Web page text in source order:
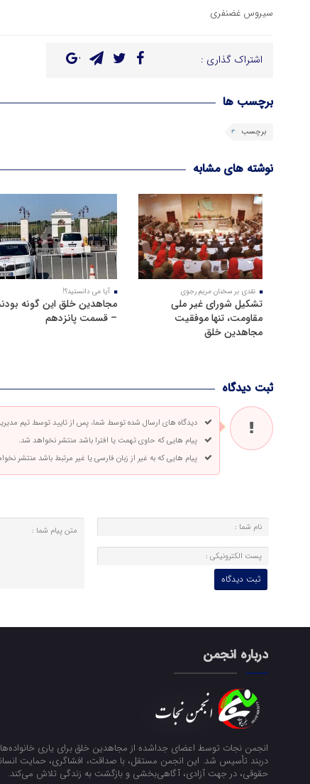
سیروس غضنفری
اشتراک گذاری :
برچسب ها
برچسب
نوشته های مشابه
نقدی بر سخنان مریم رجوی
تشکیل شورای غیر ملی
مقاومت، تنها موفقیت
مجاهدین خلق
آیا می دانستید؟!
مجاهدین خلق این گونه
– قسمت پانزدهم
ثبت دیدگاه
دیدگاه های ارسال شده توسط شما، پس از تایید توسط تیم
پیام هایی که حاوی تهمت یا افترا باشد منتشر نخواهد شد.
پیام هایی که به غیر از زبان فارسی یا غیر مرتبط باشد منتشر
درباره انجمن
انجمن نجات توسط اعضای جداشده از مجاهدین خلق برای یاری خانواده‌ها
دربند تأسیس شد. این انجمن مستقل، با صداقت، افشاگری، حمایت
حقوقی، در جهت آزادی، آگاهی‌بخشی و بازگشت به زندگی تلاش می‌کند.